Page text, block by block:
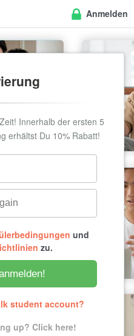
Anmelden
Innerhalb der ersten 5
erhältst Du 10% Rabatt!
und
zu.
student account?
up? Click here!